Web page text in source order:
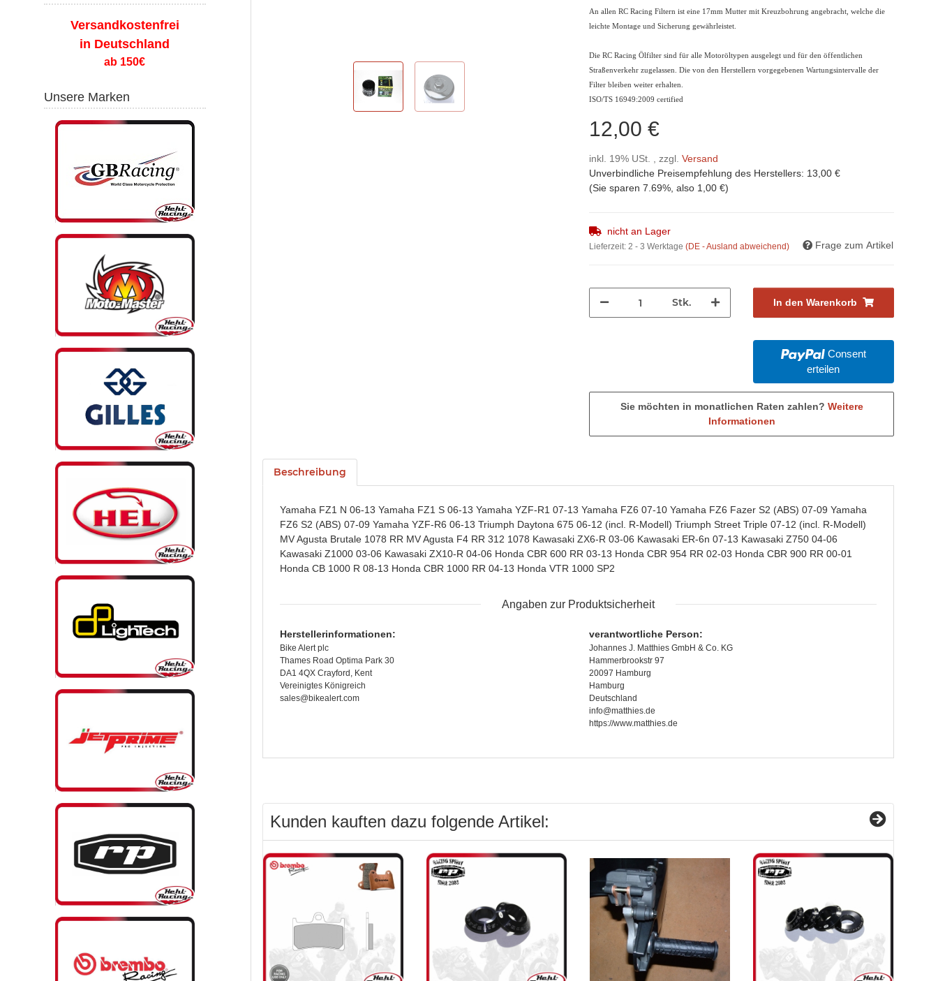
An allen RC Racing Filtern ist eine 17mm Mutter mit Kreuzbohrung angebracht, welche die
leichte Montage und Sicherung gewährleistet.
Die RC Racing Ölfilter sind für alle Motoröltypen ausgelegt und für den öffentlichen
Straßenverkehr zugelassen. Die von den Herstellern vorgegebenen Wartungsintervalle der
Filter bleiben weiter erhalten.
ISO/TS 16949:2009 certified
12,00 €
inkl. 19% USt. , zzgl.Versand
Unverbindliche Preisempfehlung des Herstellers: 13,00 €
(Sie sparen7.69%, also 1,00 €)
nicht an Lager
Lieferzeit:2 - 3 Werktage(DE - Ausland abweichend) Frage zum Artikel
Stk. In den Warenkorb
Consent
erteilen
Sie möchten in monatlichen Raten zahlen? Weitere
Informationen
Beschreibung
Yamaha FZ1 N 06-13 Yamaha FZ1 S 06-13 Yamaha YZF-R1 07-13 Yamaha FZ6 07-10 Yamaha FZ6 Fazer S2 (ABS) 07-09 Yamaha
FZ6 S2 (ABS) 07-09 Yamaha YZF-R6 06-13 Triumph Daytona 675 06-12 (incl. R-Modell) Triumph Street Triple 07-12 (incl. R-Modell)
MV Agusta Brutale 1078 RR MV Agusta F4 RR 312 1078 Kawasaki ZX6-R 03-06 Kawasaki ER-6n 07-13 Kawasaki Z750 04-06
Kawasaki Z1000 03-06 Kawasaki ZX10-R 04-06 Honda CBR 600 RR 03-13 Honda CBR 954 RR 02-03 Honda CBR 900 RR 00-01
Honda CB 1000 R 08-13 Honda CBR 1000 RR 04-13 Honda VTR 1000 SP2
Angaben zur Produktsicherheit
Herstellerinformationen:
Bike Alert plc
Thames Road Optima Park 30
DA1 4QX Crayford, Kent
Vereinigtes Königreich
sales@bikealert.com
verantwortliche Person:
Johannes J. Matthies GmbH & Co. KG
Hammerbrookstr 97
20097 Hamburg
Hamburg
Deutschland
info@matthies.de
https://www.matthies.de
Kunden kauften dazu folgende Artikel:
Versandkostenfrei
in Deutschland
ab 150€
Unsere Marken